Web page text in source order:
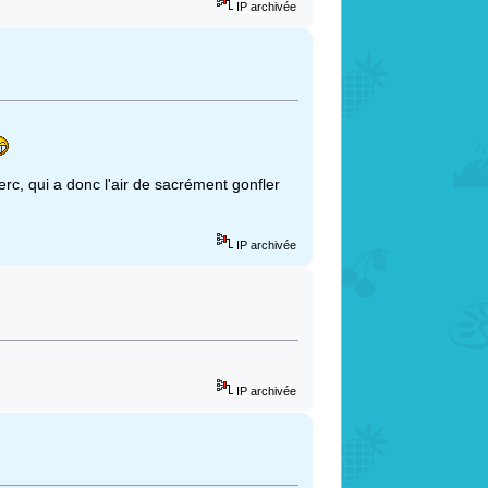
IP archivée
qui a donc l'air de sacrément gonfler
IP archivée
IP archivée